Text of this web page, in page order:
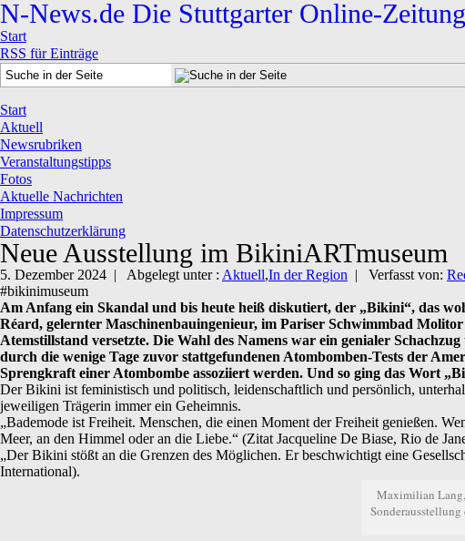
N-News.de Die Stuttgarter Online-Zeitung
Start
RSS für Einträge
Start
Aktuell
Newsrubriken
Veranstaltungstipps
Fotos
Aktuelle Nachrichten
Impressum
Datenschutzerklärung
Neue Ausstellung im BikiniARTmuseum
5. Dezember 2024 | Abgelegt unter : Aktuell,In der Region | Verfasst von:
#bikinimuseum
Am Anfang ein Skandal und bis heute heiß diskutiert, der „Bikini“, das
Réard, gelernter Maschinenbauingenieur, im Pariser Schwimmbad
Atemstillstand versetzte. Die Wahl des Namens war ein genialer
durch die wenige Tage zuvor stattgefundenen Atombomben-Tests der
Sprengkraft einer Atombombe assoziiert werden. Und so ging das Wort
Der Bikini ist feministisch und politisch, leidenschaftlich und persönlich,
jeweiligen Trägerin immer ein Geheimnis.
„Bademode ist Freiheit. Menschen, die einen Moment der Freiheit genießen.
Meer, an den Himmel oder an die Liebe.“ (Zitat Jacqueline De Biase, Rio de
„Der Bikini stößt an die Grenzen des Möglichen. Er beschwichtigt eine
International).
Maximilian